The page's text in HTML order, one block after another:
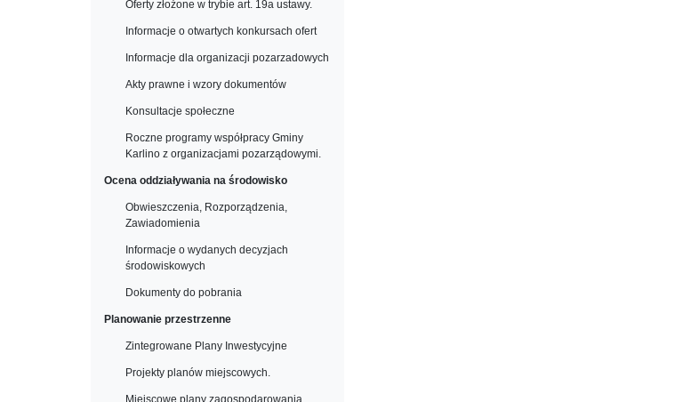
Oferty złożone w trybie art. 19a ustawy.
Informacje o otwartych konkursach ofert
Informacje dla organizacji pozarzadowych
Akty prawne i wzory dokumentów
Konsultacje społeczne
Roczne programy współpracy Gminy
Karlino z organizacjami pozarządowymi.
Ocena oddziaływania na środowisko
Obwieszczenia, Rozporządzenia,
Zawiadomienia
Informacje o wydanych decyzjach
środowiskowych
Dokumenty do pobrania
Planowanie przestrzenne
Zintegrowane Plany Inwestycyjne
Projekty planów miejscowych.
Miejscowe plany zagospodarowania